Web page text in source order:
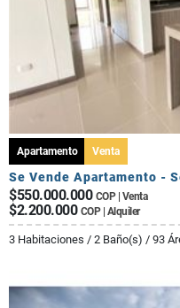
Apartamento Venta
Se Vende Apartamento -
$550.000.000 COP | Venta
$2.200.000 COP | Alquiler
3 Habitaciones / 2 Baño(s) / 93